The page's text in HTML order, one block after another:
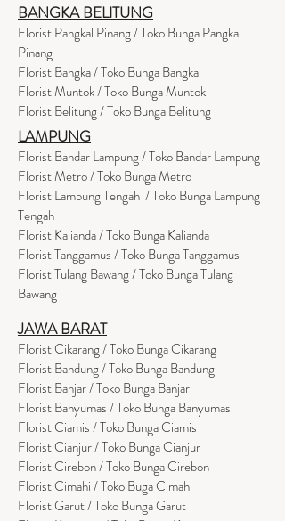
BANGKA BELITUNG
Florist Pangkal Pinang / Toko Bunga Pangkal
Pinang
Florist Bangka / Toko Bunga Bangka
Florist Muntok / Toko Bunga Muntok
Florist Belitung / Toko Bunga Belitung
LAMPUNG
Florist Bandar Lampung / Toko Bandar Lampung
Florist Metro / Toko Bunga Metro
Florist Lampung Tengah / Toko Bunga Lampung
Tengah
Florist Kalianda / Toko Bunga Kalianda
Florist Tanggamus / Toko Bunga Tanggamus
Florist Tulang Bawang / Toko Bunga Tulang
Bawang
JAWA BARAT
Florist Cikarang/ Toko Bunga Cikarang
Florist Bandung / Toko Bunga Bandung
Florist Banjar / Toko Bunga Banjar
Florist Banyumas / Toko Bunga Banyumas
Florist Ciamis / Toko Bunga Ciamis
Florist Cianjur / Toko Bunga Cianjur
Florist Cirebon / Toko Bunga Cirebon
Florist Cimahi / Toko Buga Cimahi
Florist Garut / Toko Bunga Garut